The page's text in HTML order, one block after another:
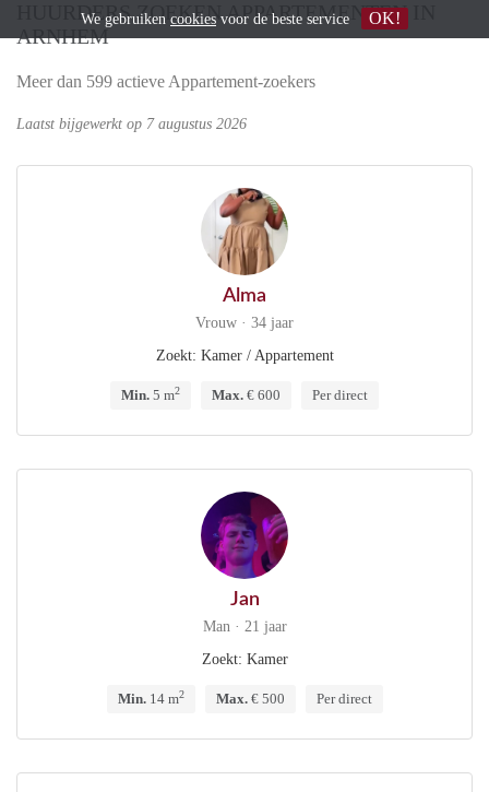
HUURDERS ZOEKEN APPARTEMENTEN IN
ARNHEM
Meer dan 599 actieve Appartement-zoekers
Laatst bijgewerkt op 7 augustus 2026
Alma
Vrouw · 34 jaar
Zoekt: Kamer / Appartement
Min. 5 m2 Max. € 600 Per direct
Jan
Man · 21 jaar
Zoekt: Kamer
Min.14 m2 Max.€ 500 Per direct
We gebruiken cookies voor de beste service OK!